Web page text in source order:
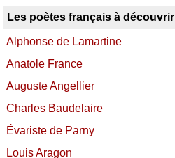
Les poètes français à découvrir
Alphonse de Lamartine
Anatole France
Auguste Angellier
Charles Baudelaire
Évariste de Parny
Louis Aragon